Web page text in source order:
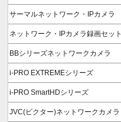
サーマルネットワーク・IPカメラ
ネットワーク・IPカメラ録画セット
BBシリーズネットワークカメラ
i-PRO EXTREMEシリーズ
i-PRO SmartHDシリーズ
JVC(ビクター)ネットワークカメラ